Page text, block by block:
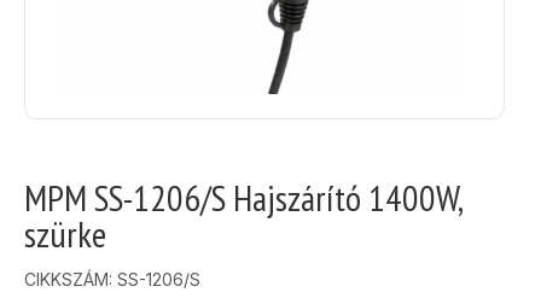
MPM SS-1206/S Hajszárító 1400W,
szürke
CIKKSZÁM: SS-1206/S